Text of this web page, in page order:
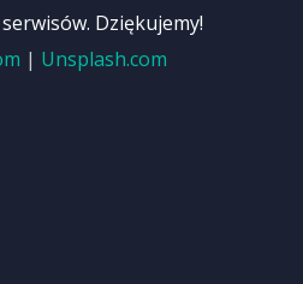
Dziękujemy!
| Unsplash.com